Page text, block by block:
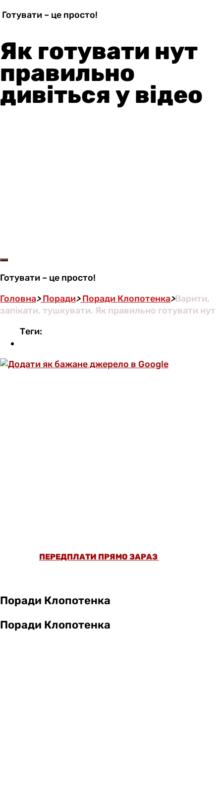
Готувати – це просто!
Як готувати нут
правильно
дивіться у відео
Готувати – це просто!
Головна>Поради>Поради Клопотенка>Варити,
запікати, тушкувати. Як правильно готувати нут
Теги:
ПЕРЕДПЛАТИ ПРЯМО ЗАРАЗ
Поради Клопотенка
Поради Клопотенка